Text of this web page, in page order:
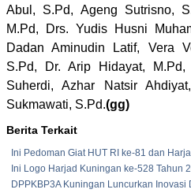
Abul, S.Pd, Ageng Sutrisno,
M.Pd, Drs. Yudis Husni
Dadan Aminudin Latif, Vera
S.Pd, Dr. Arip Hidayat,
Suherdi, Azhar Natsir
Sukmawati, S.Pd.(gg)
Berita Terkait
Ini Pedoman Giat HUT RI ke-81 dan
Ini Logo Harjad Kuningan ke-528 Tahun
DPPKBP3A Kuningan Luncurkan Inovasi